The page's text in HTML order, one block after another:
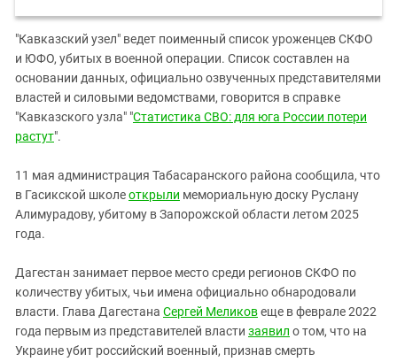
"Кавказский узел" ведет поименный список уроженцев СКФО
и ЮФО, убитых в военной операции. Список составлен на
основании данных, официально озвученных представителями
властей и силовыми ведомствами, говорится в справке
"Кавказского узла" "Статистика СВО: для юга России потери
растут".
11 мая администрация Табасаранского района сообщила, что
в Гасикской школеоткрыли мемориальную доску Руслану
Алимурадову, убитому в Запорожской области летом 2025
года.
Дагестан занимает первое место среди регионов СКФО по
количеству убитых, чьи имена официально обнародовали
власти. Глава Дагестана Сергей Меликовеще в феврале 2022
года первым из представителей власти заявил о том, что на
Украине убит российский военный, признав смерть